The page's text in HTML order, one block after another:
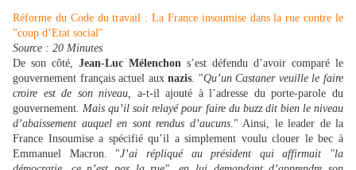
Réforme du Code du travail : La France insoumise dans la rue contre le
"coup d’Etat social"
Source : 20 Minutes
De son côté, Jean-Luc Mélenchon s’est défendu d’avoir comparé le
gouvernement français actuel auxnazis . "Qu’un Castaner veuille le faire
croire est de son niveau, a-t-il ajouté à l’adresse du porte-parole du
gouvernement. Mais qu’il soit relayé pour faire du buzz dit bien le niveau
d’abaissement auquel en sont rendus d’aucuns." Ainsi, le leader de la
France Insoumise a spécifié qu’il a simplement voulu clouer le bec à
Emmanuel Macron. "J’ai répliqué au président qui affirmait "la